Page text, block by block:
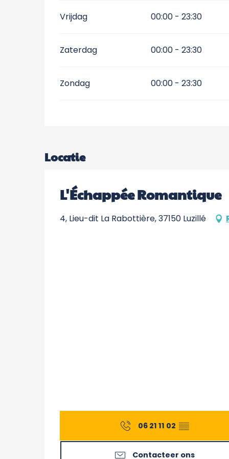
Vrijdag 00:00 - 23:30
Zaterdag 00:00 - 23:30
Zondag 00:00 - 23:30
Locatie
L'Échappée Romantique
4, Lieu-dit La Rabottière, 37150 Luzillé
06 21 11 02 ▒▒
Contacteer ons